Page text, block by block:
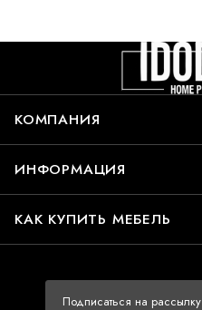
КОМПАНИЯ
ИНФОРМАЦИЯ
КАК КУПИТЬ МЕБЕЛЬ
Подписаться на рассылку